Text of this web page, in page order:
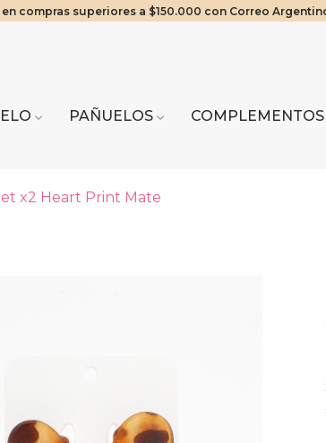
Exclusivos! 20% OFF a partir de $2.000.000 | 10%
en compras superiores a $150.000 con Correo
del Fuego envíos solo en compras a partir de
Mínimo de compra web $80.000
PAÑUELOS COMPLEMENTOS
x2 Heart Print Mate